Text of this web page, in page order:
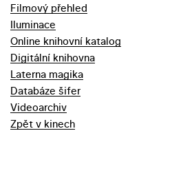
Filmový přehled
Iluminace
Online knihovní katalog
Digitální knihovna
Laterna magika
Databáze šifer
Videoarchiv
Zpět v kinech